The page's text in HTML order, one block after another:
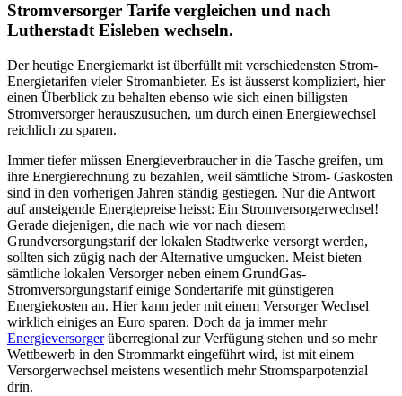
Stromversorger Tarife vergleichen und nach
Lutherstadt Eisleben wechseln.
Der heutige Energiemarkt ist überfüllt mit verschiedensten Strom-
Energietarifen vieler Stromanbieter. Es ist äusserst kompliziert, hier
einen Überblick zu behalten ebenso wie sich einen billigsten
Stromversorger herauszusuchen, um durch einen Energiewechsel
reichlich zu sparen.
Immer tiefer müssen Energieverbraucher in die Tasche greifen, um
ihre Energierechnung zu bezahlen, weil sämtliche Strom- Gaskosten
sind in den vorherigen Jahren ständig gestiegen. Nur die Antwort
auf ansteigende Energiepreise heisst: Ein Stromversorgerwechsel!
Gerade diejenigen, die nach wie vor nach diesem
Grundversorgungstarif der lokalen Stadtwerke versorgt werden,
sollten sich zügig nach der Alternative umgucken. Meist bieten
sämtliche lokalen Versorger neben einem GrundGas-
Stromversorgungstarif einige Sondertarife mit günstigeren
Energiekosten an. Hier kann jeder mit einem Versorger Wechsel
wirklich einiges an Euro sparen. Doch da ja immer mehr
Energieversorgerüberregional zur Verfügung stehen und so mehr
Wettbewerb in den Strommarkt eingeführt wird, ist mit einem
Versorgerwechsel meistens wesentlich mehr Stromsparpotenzial
drin.